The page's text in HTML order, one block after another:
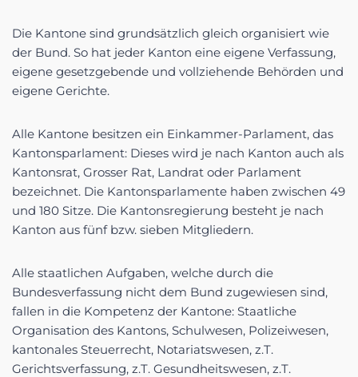
Die Kantone sind grundsätzlich gleich organisiert wie
der Bund. So hat jeder Kanton eine eigene Verfassung,
eigene gesetzgebende und vollziehende Behörden und
eigene Gerichte.
Alle Kantone besitzen ein Einkammer-Parlament, das
Kantonsparlament: Dieses wird je nach Kanton auch als
Kantonsrat, Grosser Rat, Landrat oder Parlament
bezeichnet. Die Kantonsparlamente haben zwischen 49
und 180 Sitze. Die Kantonsregierung besteht je nach
Kanton aus fünf bzw. sieben Mitgliedern.
Alle staatlichen Aufgaben, welche durch die
Bundesverfassung nicht dem Bund zugewiesen sind,
fallen in die Kompetenz der Kantone: Staatliche
Organisation des Kantons, Schulwesen, Polizeiwesen,
kantonales Steuerrecht, Notariatswesen, z.T.
Gerichtsverfassung, z.T. Gesundheitswesen, z.T.